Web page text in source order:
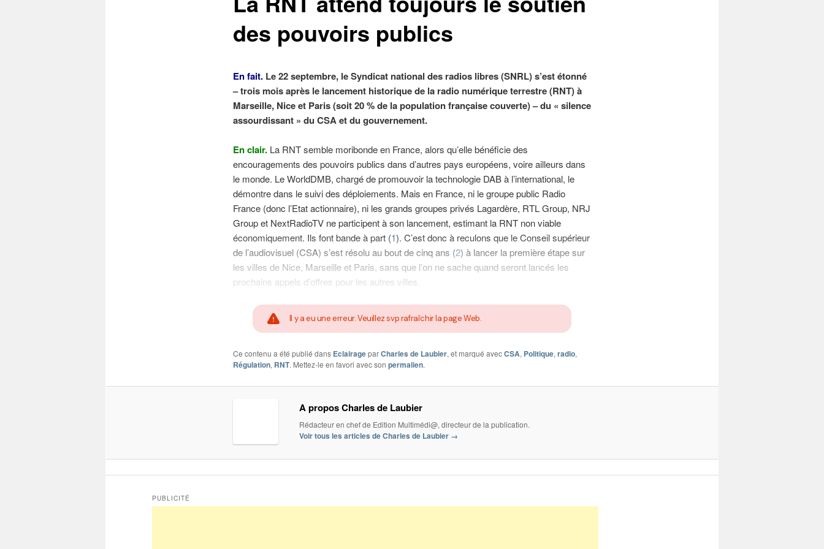
des pouvoirs publics
En fait.Le 22 septembre, le Syndicat national des radios libres (SNRL) s’est étonné
– trois mois après le lancement historique de la radio numérique terrestre (RNT) à
Marseille, Nice et Paris (soit 20 % de la population française couverte) – du « silence
assourdissant » du CSA et du gouvernement.
En clair.La RNT semble moribonde en France, alors qu’elle bénéficie des
encouragements des pouvoirs publics dans d’autres pays européens, voire ailleurs dans
le monde. Le WorldDMB, chargé de promouvoir la technologie DAB à l’international, le
démontre dans le suivi des déploiements. Mais en France, ni le groupe public Radio
France (donc l’Etat actionnaire), ni les grands groupes privés Lagardère, RTL Group, NRJ
Group et NextRadioTV ne participent à son lancement, estimant la RNT non viable
économiquement. Ils font bande à part (1). C’est donc à reculons que le Conseil supérieur
de l’audiovisuel (CSA) s’est résolu au bout de cinq ans (2) à lancer la première étape sur
les villes de Nice, Marseille et Paris, sans que l’on ne sache quand seront lancés les
prochains appels d’offres pour les autres villes.
Il y a eu une erreur. Veuillez svp rafraîchir la page Web.
Ce contenu a été publié dans EclairageparCharles de Laubier, et marqué avecCSA, Politique, radio,
Régulation, RNT. Mettez-le en favori avec son permalien.
A propos Charles de Laubier
Rédacteur en chef de Edition Multimédi@, directeur de la publication.
Voir tous les articles de Charles de Laubier →
PUBLICITÉ